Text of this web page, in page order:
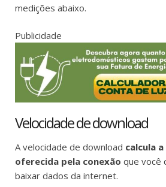
medições abaixo.
Publicidade
Velocidade de download
A velocidade de download calcula
oferecida pela conexão que você
baixar dados da internet.